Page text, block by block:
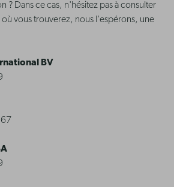
? Dans ce cas, n'hésitez pas à consulter
où vous trouverez, nous l'espérons, une
BV